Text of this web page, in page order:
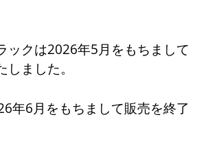
ックは2026年5月をもちまして
ました。
年6月をもちまして販売を終了